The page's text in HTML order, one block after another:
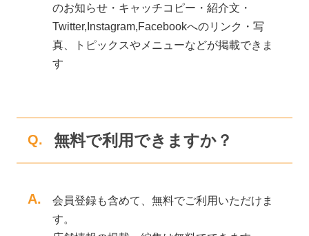
のお知らせ・キャッチコピー・紹介文・
Twitter,Instagram,Facebookへのリンク・写
真、トピックスやメニューなどが掲載できま
す
Q. 無料で利用できますか？
A.
会員登録も含めて、無料でご利用いただけま
す。